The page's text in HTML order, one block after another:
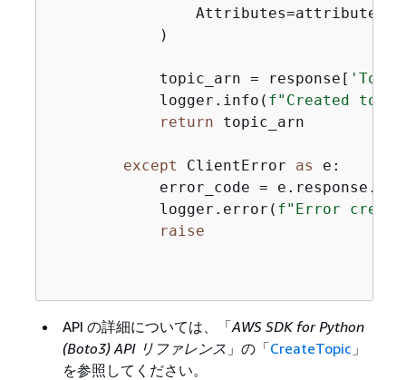
                Attributes=attributes
            )
            topic_arn = response[
            logger.info(
f"Created
return topic_arn
except ClientError as e:
error_code =
            logger.error(
f"Error
raise
API の詳細については、「AWS SDK for Python
(Boto3) API リファレンス 」の「CreateTopic 」
を参照してください。